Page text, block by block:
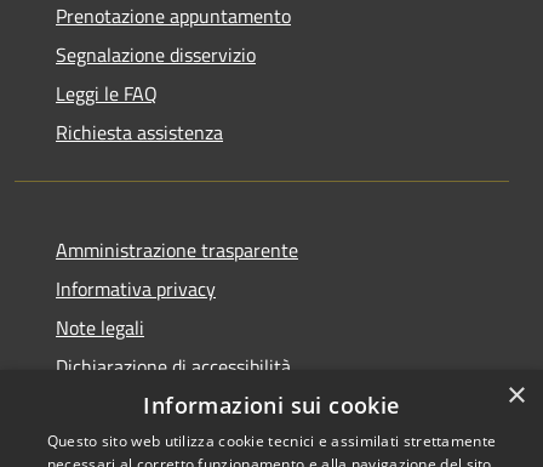
Prenotazione appuntamento
Segnalazione disservizio
Leggi le FAQ
Richiesta assistenza
Amministrazione trasparente
Informativa privacy
Note legali
Dichiarazione di accessibilità
×
Informazioni sui cookie
Questo sito web utilizza cookie tecnici e assimilati strettamente